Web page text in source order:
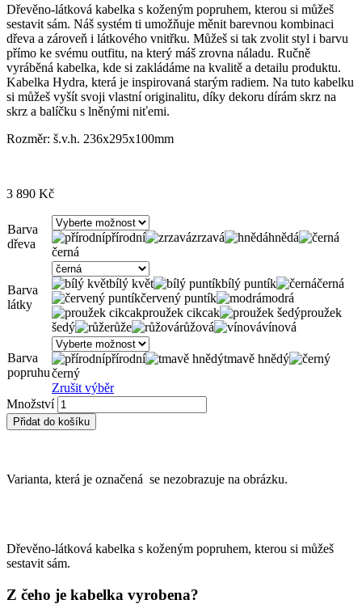
Dřevěno-látková kabelka s koženým popruhem, kterou si můžeš
sestavit sám. Náš systém ti umožňuje měnit barevnou kombinaci
dřeva a zároveň i látkového vnitřku. Můžeš si tak zvolit styl i barvu
přímo ke svému outfitu, na který máš zrovna náladu. Ručně
vyráběná kabelka, kde si zakládáme na kvalitě a detailu produktu.
Kabelka Hydra, která je inspirovaná starým radiem. Na tuto kabelku
si můžeš vyšít svoji vlastní originalitu, díky dekoru dírám skrz na
skrz a balíčku s lněnými niťemi.
Rozměr: š.v.h. 236x295x100mm
3 890 Kč
Barva
dřeva
přírodní zrzavá
hnědá
černá
Barva
látky
bílý květ bílý puntík
černá
červený puntík
modrá
proužek cikcak
proužek
šedý
růže růžová vínová
Barva
popruhu
přírodní
tmavě hnědý
černý
Zrušit výběr
Množství
Přidat do košíku
Varianta, která je označená se nezobrazuje na obrázku.
Dřevěno-látková kabelka s koženým popruhem, kterou si můžeš
sestavit sám.
Z čeho je kabelka vyrobena?